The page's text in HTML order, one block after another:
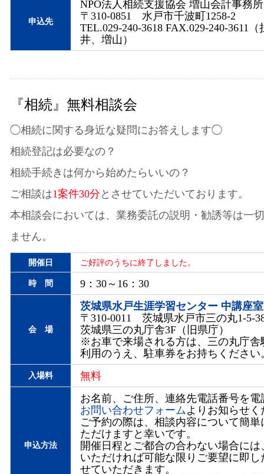
申込先
NPO法人相続支援協会 増山会計事務所
〒310-0851 水戸市千波町1258-2
TEL.029-240-3618 FAX.029-240-3611
井、増山）
『相続』無料相談会
◯相続に関する身近な疑問にお答えします◯
相続登記は必要なの？
相続手続きは何から始めたらいいの？
ご相談は1案件30分 とさせていただいております。
本相談会においては、業務委託の説明・勧誘等は一
ません。
開催日 ご好評のうちに終了しました。
時 間 9：30～16：30
会 場
茨城県水戸生涯学習センター 中講座室
〒310-0011 茨城県水戸市三の丸1-5-
茨城県三の丸庁舎3F（旧県庁）
※お車で来場される方は、三の丸庁舎
利用のうえ、駐車券をお持ちください
入場料 無料
申込方法
お名前、ご住所、連絡先電話番号を電
お問い合わせフォームよりお知らせく
ご予約の際は、相談内容について簡単
ただけますと幸いです。
開催日程とご都合の合わない場合には
いただければ可能な限りご要望に即し
せていただきます。